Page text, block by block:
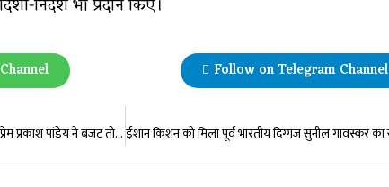
Follow on Telegram Channel
विधानसभा प्रबोधन सत्र : पूर्व विधानसभा अध्यक्ष प्रेम प्रकाश पांडेय ने बजट तो विधायक अजय चंद्राकर ने प्रश्नकाल को लेकर दिए टिप्स